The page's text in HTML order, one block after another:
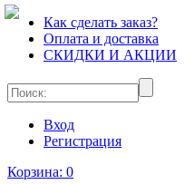
Как сделать заказ?
Оплата и доставка
СКИДКИ И АКЦИИ
Вход
Регистрация
Корзина: 0